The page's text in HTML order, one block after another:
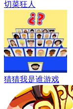
切菜狂人
猜猜我是谁游戏